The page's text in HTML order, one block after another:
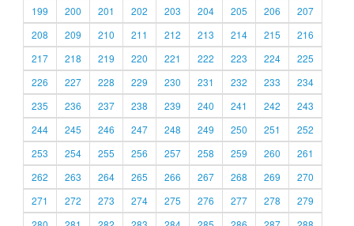
199
200 201 202 203 204 205 206
207
208
209 210 211 212 213 214 215
216
217
218 219 220 221 222 223 224
225
226
227 228 229 230 231 232 233
234
235
236 237 238 239 240 241 242
243
244
245 246 247 248 249 250 251
252
253
254 255 256 257 258 259 260
261
262
263 264 265 266 267 268 269
270
271
272 273 274 275 276 277 278
279